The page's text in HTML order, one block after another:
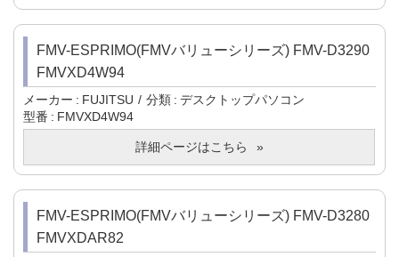
FMV-ESPRIMO(FMVバリューシリーズ) FMV-D3290
FMVXD4W94
メーカー FUJITSU 分類
デスクトップパソコン
型番
FMVXD4W94
詳細ページはこちら
FMV-ESPRIMO(FMVバリューシリーズ) FMV-D3280
FMVXDAR82